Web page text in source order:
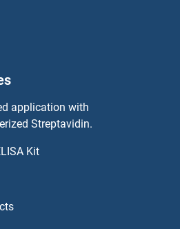
application with
Streptavidin.
Kit